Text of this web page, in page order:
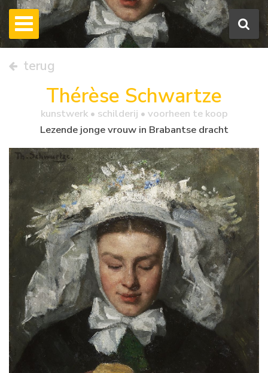
terug
Thérèse Schwartze
kunstwerk • schilderij • voorheen te koop
Lezende jonge vrouw in Brabantse dracht